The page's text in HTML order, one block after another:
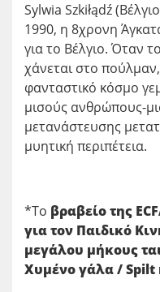
Sylwia Szkiłądź
1990, η 8χρονη
για το Βέλγιο. Όταν
χάνεται στο
φανταστικό κόσμο
μισούς ανθρώπους-
μετανάστευσης
μυητική περιπέτεια.
*To βραβείο της
για τον Παιδικό
μεγάλου μήκους
Χυμένο γάλα /